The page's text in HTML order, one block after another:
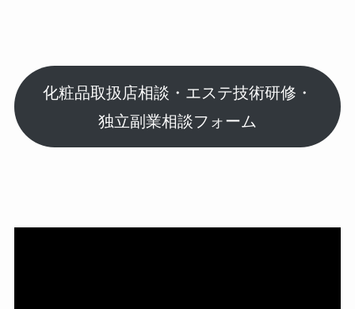
化粧品取扱店相談・エステ技術研修・
独立副業相談フォーム